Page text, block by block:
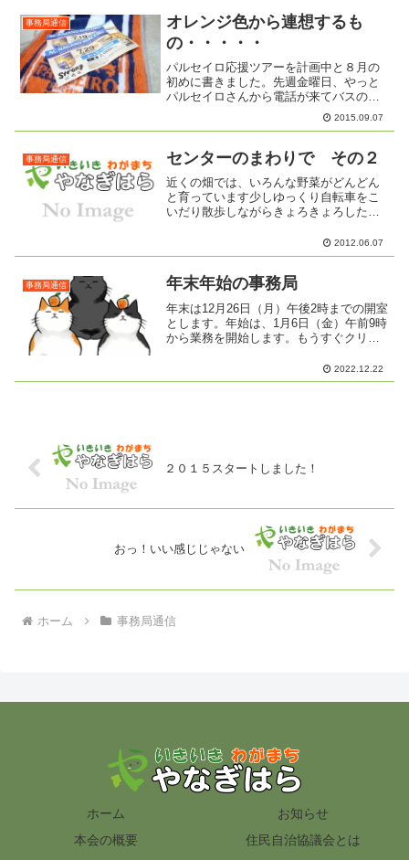
事務局通信
オレンジ色から連想するも
の・・・・・
パルセイロ応援ツアーを計画中と８月の
初めに書きました。先週金曜日、やっと
パルセイロさんから電話が来てバスの調
整がつきませんとのこと。そこで、あき
らめてしまわない。次の手に出ました。
とかバスを出せそうです。...
2015.09.07
事務局通信 センターのまわりで その２
近くの畑では、いろんな野菜がどんどん
と育っています少しゆっくり自転車をこ
いだり散歩しながらきょろきょろしたり
2012.06.07
事務局通信 年末年始の事務局
年末は12月26日（月）午後2時までの開室
とします。年始は、1月6日（金）午前9時
から業務を開始します。もうすぐクリス
なさんにとって今年はどんな一年だった
でしょうか？うれしいこと悲しいこと色
2022.12.22
２０１５スタートしました！
おっ！いい感じじゃない
ホーム 事務局通信
ホーム
お知らせ
本会の概要
住民自治協議会とは